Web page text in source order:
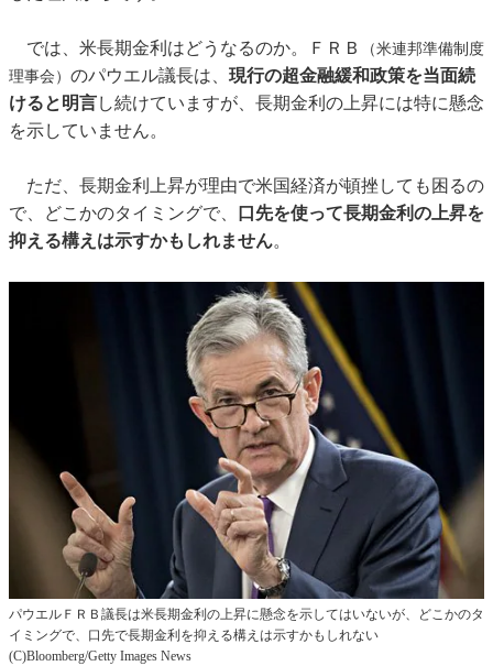
では、米長期金利はどうなるのか。ＦＲＢ
（米連邦準備制度
理事会） のパウエル議長は、 現行の超金融緩和政策を当面続
けると明言し続けていますが、長期金利の上昇には特に懸念
を示していません。
ただ、長期金利上昇が理由で米国経済が頓挫しても困るの
で、どこかのタイミングで、
口先を使って長期金利の上昇を
抑える構えは示すかもしれません。
パウエルＦＲＢ議長は米長期金利の上昇に懸念を示してはいないが、どこかのタ
イミングで、口先で長期金利を抑える構えは示すかもしれない
(C)Bloomberg/Getty Images News